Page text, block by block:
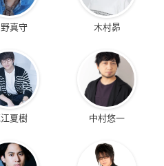
真守 木村昴
夏樹 中村悠一